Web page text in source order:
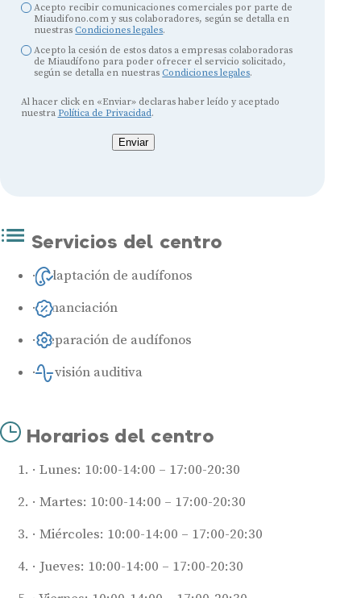
Acepto recibir comunicaciones comerciales por parte de
Miaudifono.com y sus colaboradores, según se detalla en
nuestras Condiciones legales.
Acepto la cesión de estos datos a empresas colaboradoras
de Miaudífono para poder ofrecer el servicio solicitado,
según se detalla en nuestras Condiciones legales.
Al hacer click en «Enviar» declaras haber leído y aceptado
nuestra Política de Privacidad.
Enviar
Servicios del centro
Adaptación de audífonos
Financiación
Reparación de audífonos
Revisión auditiva
Horarios del centro
Lunes: 10:00-14:00 – 17:00-20:30
Martes: 10:00-14:00 – 17:00-20:30
Miércoles: 10:00-14:00 – 17:00-20:30
Jueves: 10:00-14:00 – 17:00-20:30